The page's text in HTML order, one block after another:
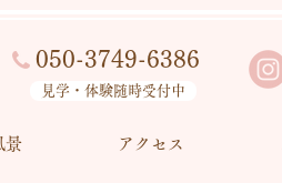
050-3749-6386
見学・体験随時受付中
景 アクセス